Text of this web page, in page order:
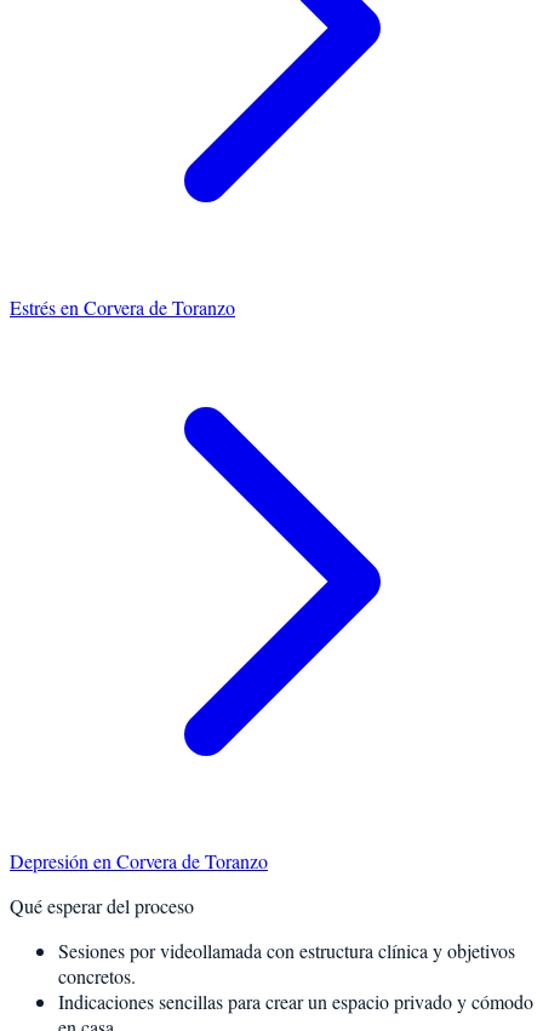
Estrésen Corvera de Toranzo
Depresión en Corvera de Toranzo
Qué esperar del proceso
Sesiones por videollamada con estructura clínica y objetivos
concretos.
Indicaciones sencillas para crear un espacio privado y cómodo